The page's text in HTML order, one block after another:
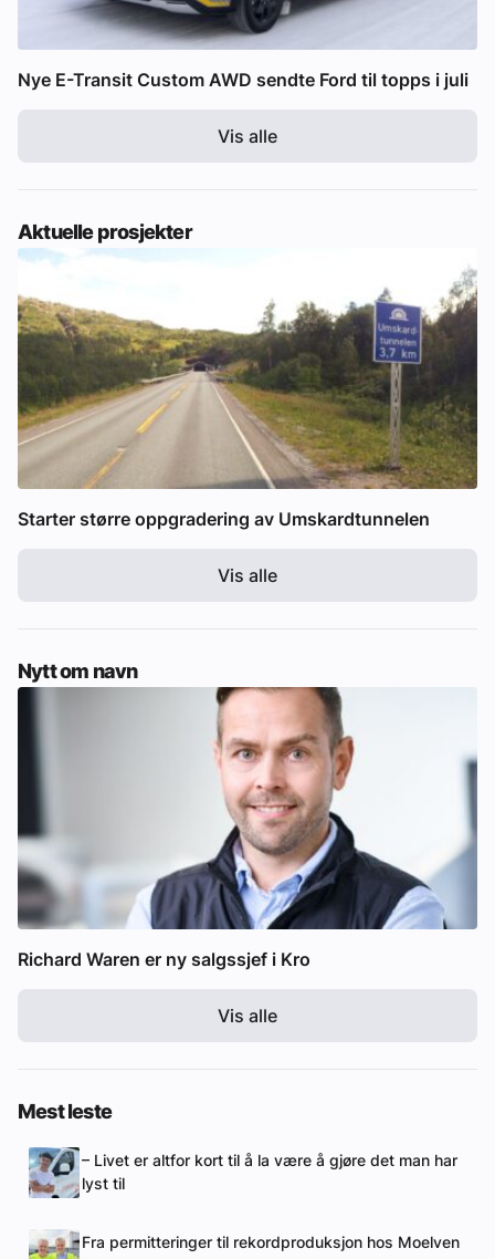
Nye E-Transit Custom AWD sendte Ford til topps i juli
Vis alle
Aktuelle prosjekter
Starter større oppgradering av Umskardtunnelen
Vis alle
Nytt om navn
Richard Waren er ny salgssjef i Kro
Vis alle
Mest leste
– Livet er altfor kort til å la være å gjøre det man har
lyst til
Fra permitteringer til rekordproduksjon hos Moelven